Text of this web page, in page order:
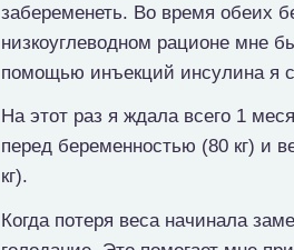
забеременеть. Во время обеих
низкоуглеводном рационе мне
помощью инъекций инсулина я
На этот раз я ждала всего 1
перед беременностью (80 кг) и
кг).
Когда потеря веса начинала